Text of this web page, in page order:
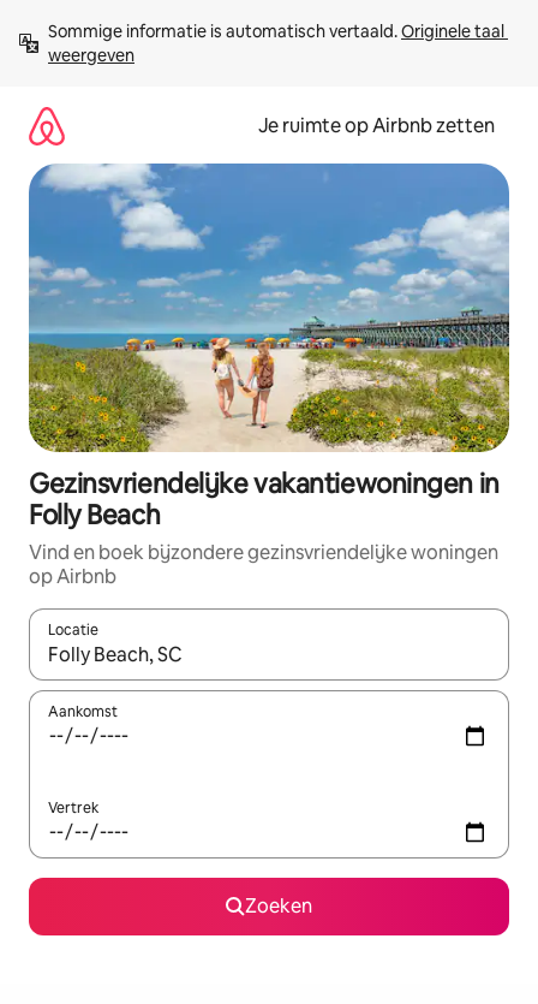
direct
naar
Sommige informatie is automatisch vertaald. Originele taal
weergeven
Je ruimte op Airbnb zetten
Gezinsvriendelijke vakantiewoningen in
Folly Beach
Vind en boek bijzondere gezinsvriendelijke woningen
op Airbnb
Locatie
Wanneer er suggesties beschikbaar zijn, maak je een keuze
Aankomst
Vertrek
Zoeken